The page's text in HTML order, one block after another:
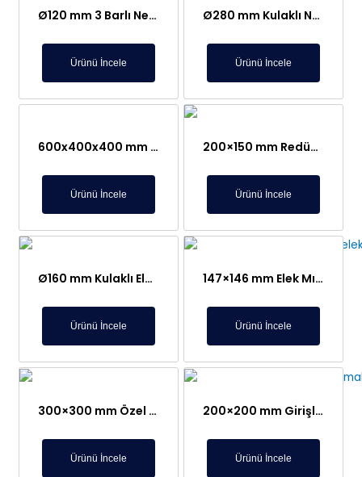
Ø120 mm 3 Barlı Neodyum Elek Mıknatıs – Paslanmaz ve Gıda İle Temasa Uygun
Ürünü İncele
Ø280 mm Kulaklı Neodyum Elek Mıknatıs – Paslanmaz, Gıda-Plastik-Hammadde Sektörlerine Uygun
Ürünü İncele
600x400x400 mm Açılı Döküş Bölgesine Yamuk Tip Neodyum Elek Mıknatıs – Paslanmaz ve Gıda İle Temasa Uygun
Ürünü İncele
200×150 mm Redüksiyonlu Elek Mıknatıs – 304L Paslanmaz Kalite
Ürünü İncele
Ø160 mm Kulaklı Elek Mıknatıs, Sistem Montajına Uygun Özel Tasarım
Ürünü İncele
147×146 mm Elek Mıknatıs – Un Üretimi İçin Galeta Mıknatısı
Ürünü İncele
300×300 mm Özel Lamalı Mıknatıs Elek – Gıdaya Uygun Manyetik Seperatör
Ürünü İncele
200×200 mm Girişli, 130×150 Çıkışlı, Redüksiyonlu Özel Tasarım Elek Mıknatıs
Ürünü İncele